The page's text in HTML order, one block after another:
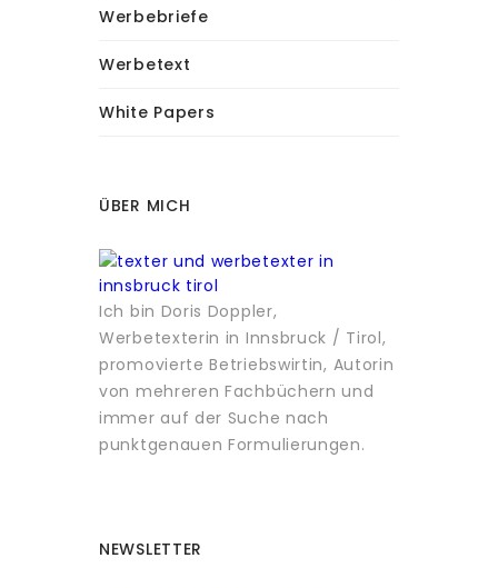
Werbebriefe
Werbetext
White Papers
ÜBER MICH
Ich bin Doris Doppler,
Werbetexterin in Innsbruck / Tirol,
promovierte Betriebswirtin, Autorin
von mehreren Fachbüchern und
immer auf der Suche nach
punktgenauen Formulierungen.
NEWSLETTER